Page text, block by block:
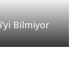
Bilmiyor